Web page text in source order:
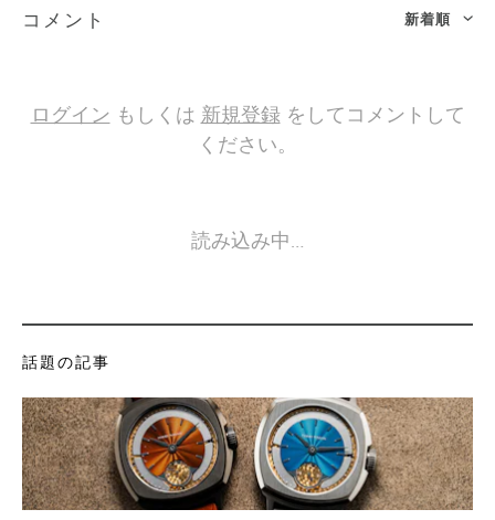
新着順
コメント
ログイン もしくは 新規登録をしてコメントして
ください。
読み込み中…
話題の記事